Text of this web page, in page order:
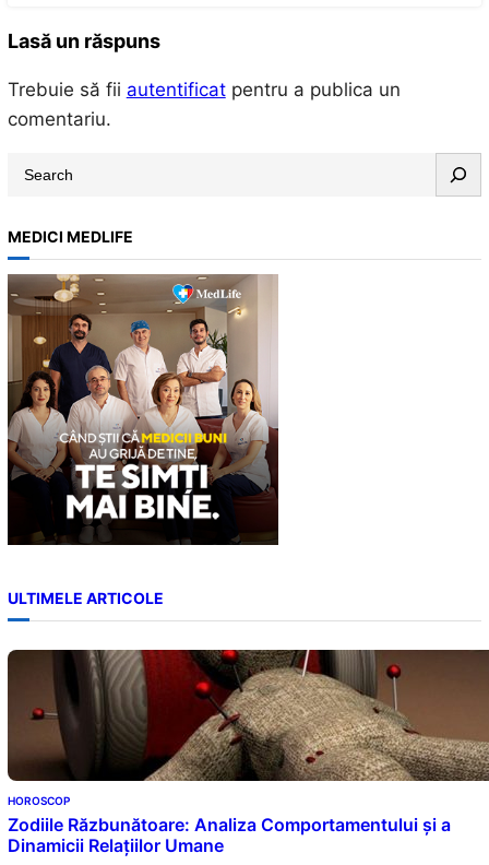
Lasă un răspuns
Trebuie să fii autentificatpentru a publica un
comentariu.
a
r
c
h
MEDICI MEDLIFE
ULTIMELE ARTICOLE
HOROSCOP
Zodiile Răzbunătoare: Analiza Comportamentului și a
Dinamicii Relațiilor Umane